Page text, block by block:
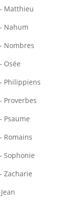
Matthieu
Nahum
Nombres
Osée
Philippiens
Proverbes
Psaume
Romains
Sophonie
Zacharie